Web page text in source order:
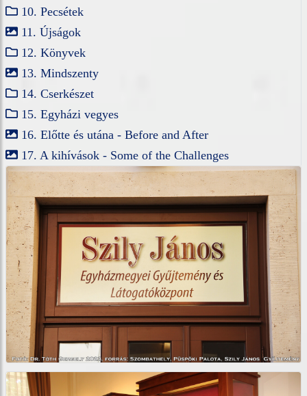
10. Pecsétek
11. Újságok
12. Könyvek
13. Mindszenty
14. Cserkészet
15. Egyházi vegyes
16. Előtte és utána - Before and After
17. A kihívások - Some of the Challenges